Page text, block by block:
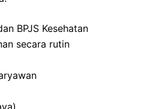
BPJS Kesehatan
secara rutin